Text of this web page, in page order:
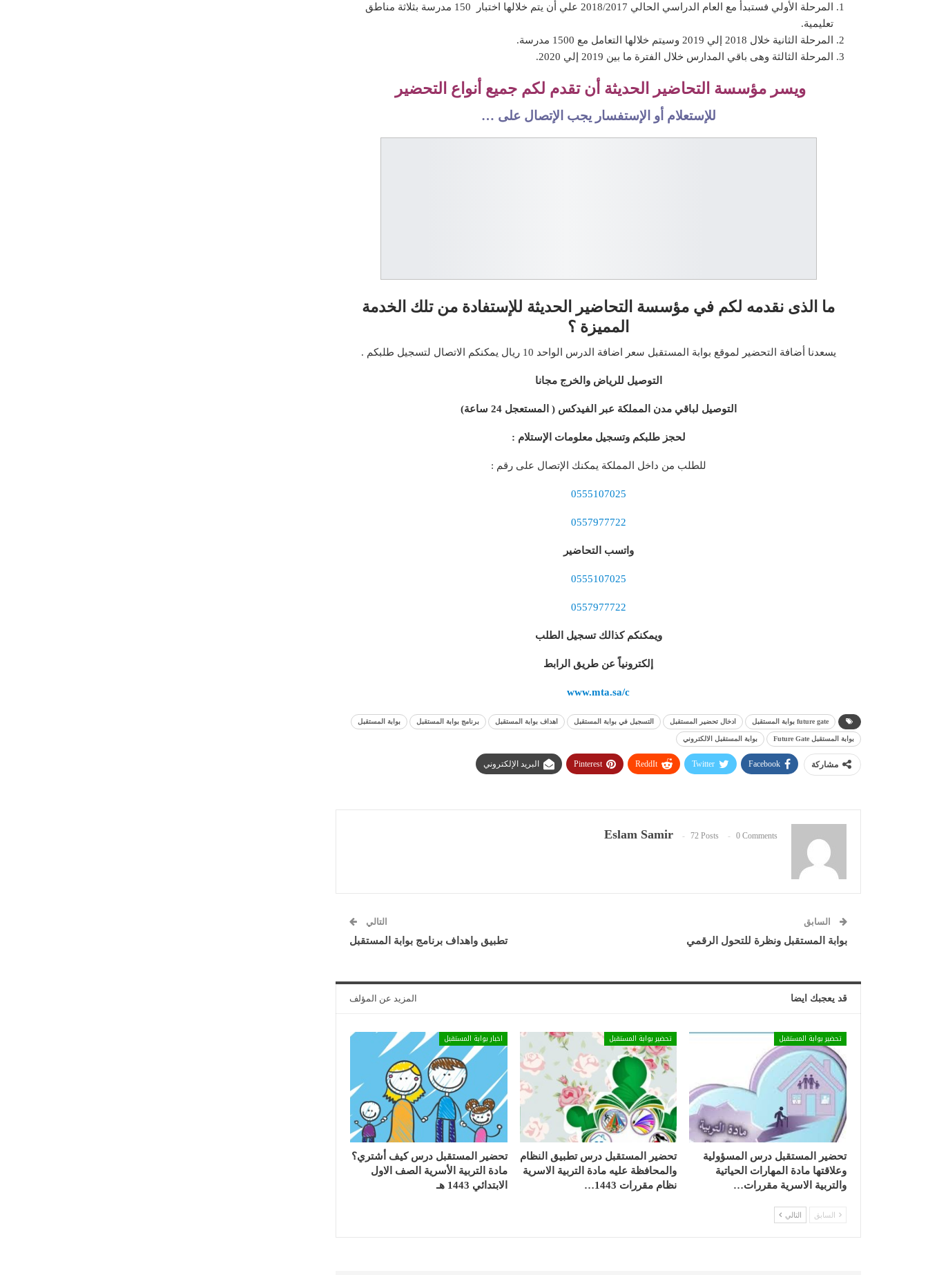
المرحلة الأولي فستبدأ مع العام الدراسي الحالي 2018/2017 علي أن يتم خلالها اختبار 150 مدرسة بثلاثة مناطق
تعليمية.
المرحلة الثانية خلال 2018 إلي 2019 وسيتم خلالها التعامل مع 1500 مدرسة.
المرحلة الثالثة وهى باقي المدارس خلال الفترة ما بين 2019 إلي 2020.
ويسر مؤسسة التحاضير الحديثة أن تقدم لكم جميع أنواع التحضير
للإستعلام أو الإستفسار يجب الإتصال على …
ما الذى نقدمه لكم في مؤسسة التحاضير الحديثة للإستفادة من تلك الخدمة
المميزة ؟
يسعدنا أضافة التحضير لموقع بوابة المستقبل سعر اضافة الدرس الواحد 10 ريال يمكنكم الاتصال لتسجيل طلبكم .
التوصيل للرياض والخرج مجانا
التوصيل لباقي مدن المملكة عبر الفيدكس ( المستعجل 24 ساعة)
لحجز طلبكم وتسجيل معلومات الإستلام :
للطلب من داخل المملكة يمكنك الإتصال على رقم :
0555107025
0557977722
واتسب التحاضير
0555107025
0557977722
ويمكنكم كذالك تسجيل الطلب
إلكترونياً عن طريق الرابط
www.mta.sa/c
future gate بوابة المستقبل ادخال تحضير المستقبل التسجيل في بوابة المستقبل اهداف بوابة المستقبل برنامج بوابة المستقبل بوابة المستقبل
بوابة المستقبل Future Gate بوابة المستقبل الالكتروني
مشاركة Facebook
Twitter
ReddIt
Pinterest البريد الإلكتروني
Eslam Samir 72 Posts 0 Comments
السابق
بوابة المستقبل ونظرة للتحول الرقمي
التالي
تطبيق واهداف برنامج بوابة المستقبل
قد يعجبك ايضا المزيد عن المؤلف
تحضير بوابة المستقبل
تحضير المستقبل درس المسؤولية
وعلاقتها مادة المهارات الحياتية
والتربية الاسرية مقررات…
تحضير بوابة المستقبل
تحضير المستقبل درس تطبيق النظام
والمحافظة عليه مادة التربية الاسرية
نظام مقررات 1443…
اخبار بوابة المستقبل
تحضير المستقبل درس كيف أشتري؟
مادة التربية الأسرية الصف الاول
الابتدائي 1443 هـ
السابق التالي